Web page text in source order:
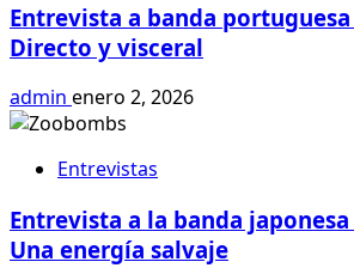
Entrevista a banda
Directo y visceral
admin enero 2, 2026
Entrevistas
Entrevista a la banda
Una energía salvaje